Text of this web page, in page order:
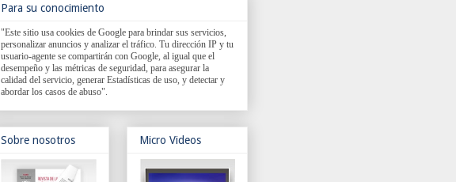
Para su conocimiento
"Este sitio usa cookies de Google para brindar sus servicios,
personalizar anuncios y analizar el tráfico. Tu dirección IP y tu
usuario-agente se compartirán con Google, al igual que el
desempeño y las métricas de seguridad, para asegurar la
calidad del servicio, generar Estadísticas de uso, y detectar y
abordar los casos de abuso".
Sobre nosotros Micro Videos